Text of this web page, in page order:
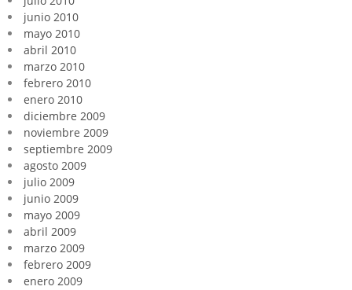
junio 2010
mayo 2010
abril 2010
marzo 2010
febrero 2010
enero 2010
diciembre 2009
noviembre 2009
septiembre 2009
agosto 2009
julio 2009
junio 2009
mayo 2009
abril 2009
marzo 2009
febrero 2009
enero 2009